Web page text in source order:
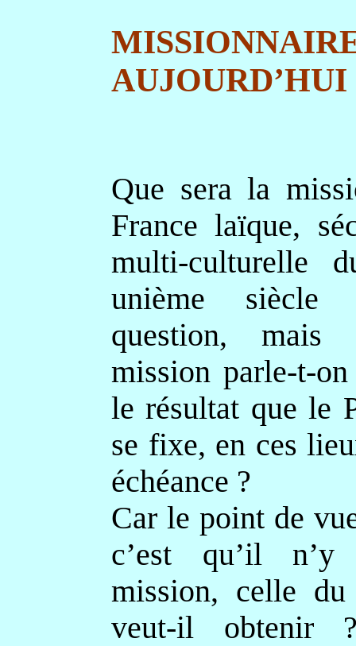
AUJOURD’HUI
Que sera la
France laïque,
multi-culturelle
unième siècle
question, mais
mission parle-t-
le résultat que le
se fixe, en ces
échéance ?
Car le point de
c’est qu’il n’y
mission, celle du
veut-il obtenir